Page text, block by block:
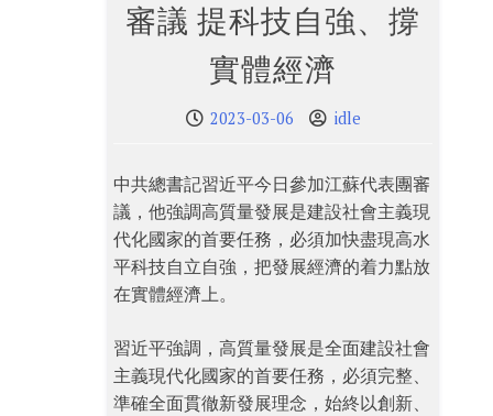
審議 提科技自強、撐
實體經濟
2023-03-06 idle
中共總書記習近平今日參加江蘇代表團審
議，他強調高質量發展是建設社會主義現
代化國家的首要任務，必須加快盡現高水
平科技自立自強，把發展經濟的着力點放
在實體經濟上。
習近平強調，高質量發展是全面建設社會
主義現代化國家的首要任務，必須完整、
準確全面貫徹新發展理念，始終以創新、